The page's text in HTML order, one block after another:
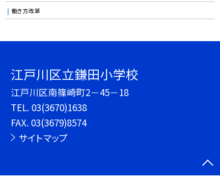
働き方改革
江戸川区立鎌田小学校
江戸川区南篠崎町2－45－18
TEL. 03(3670)1638
FAX. 03(3679)8574
サイトマップ